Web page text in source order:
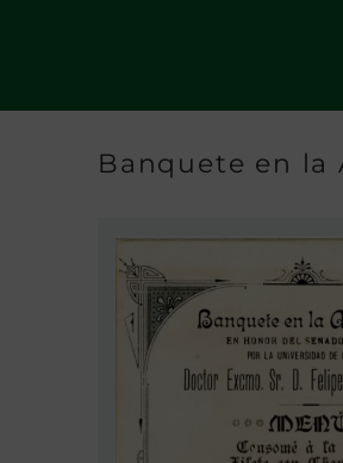
Banquete en la